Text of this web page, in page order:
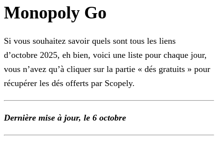
Monopoly Go
Si vous souhaitez savoir quels sont tous les liens
d’octobre 2025, eh bien, voici une liste pour chaque jour,
vous n’avez qu’à cliquer sur la partie « dés gratuits » pour
récupérer les dés offerts par Scopely.
Dernière mise à jour, le 6 octobre